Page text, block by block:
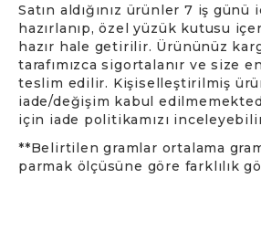
Satın aldığınız ürünler 7 iş günü
hazırlanıp, özel yüzük kutusu
hazır hale getirilir. Ürününüz
tarafımızca sigortalanır ve size
teslim edilir. Kişiselleştirilmiş
iade/değişim kabul
için iade politikamızı
**Belirtilen gramlar ortalama
parmak ölçüsüne göre farklılık